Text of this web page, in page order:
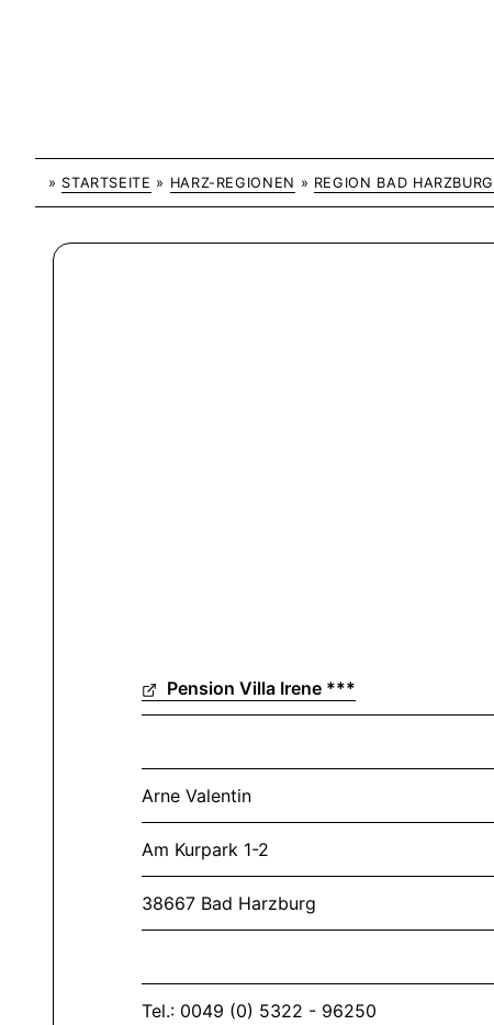
» STARTSEITE » HARZ-REGIONEN » REGION BAD HARZBURG
Pension Villa Irene ***
Arne Valentin
Am Kurpark 1-2
38667 Bad Harzburg
Tel.: 0049 (0) 5322 - 96250